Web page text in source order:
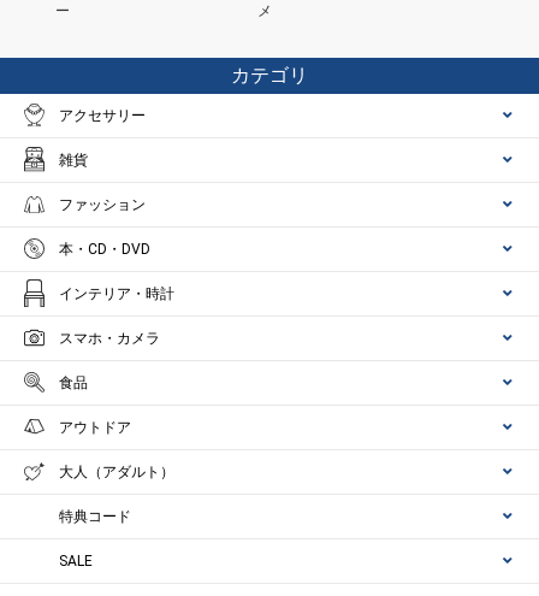
ー
メ
カテゴリ
アクセサリー
雑貨
ファッション
本・CD・DVD
インテリア・時計
スマホ・カメラ
食品
アウトドア
大人（アダルト）
特典コード
SALE